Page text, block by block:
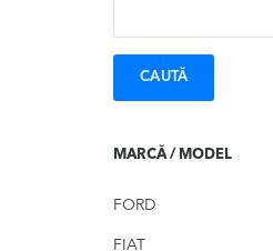
MARCĂ / MODEL
FORD
FIAT